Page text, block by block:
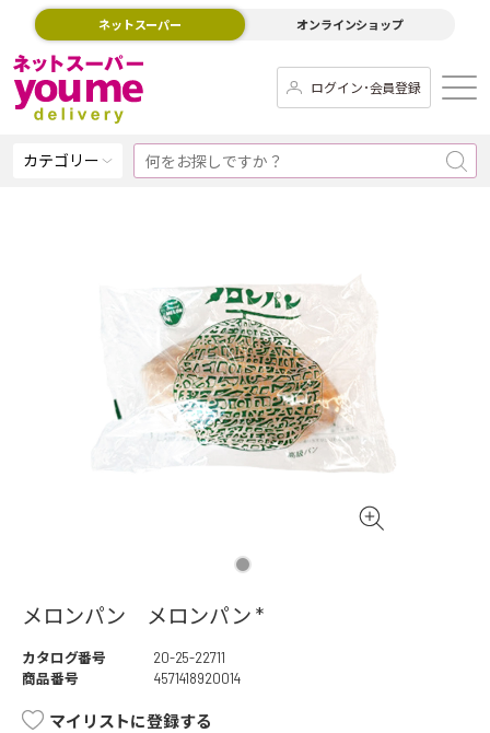
ネットスーパー オンラインショップ
ログイン･会員登録
カテゴリー
メロンパン メロンパン *
カタログ番号
20-25-22711
商品番号
4571418920014
マイリストに登録する